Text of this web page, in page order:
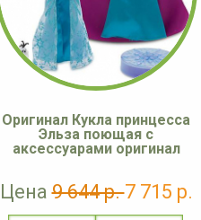
Оригинал Кукла принцесса
Эльза поющая с
аксессуарами оригинал
Цена9 644 р.7 715 р.